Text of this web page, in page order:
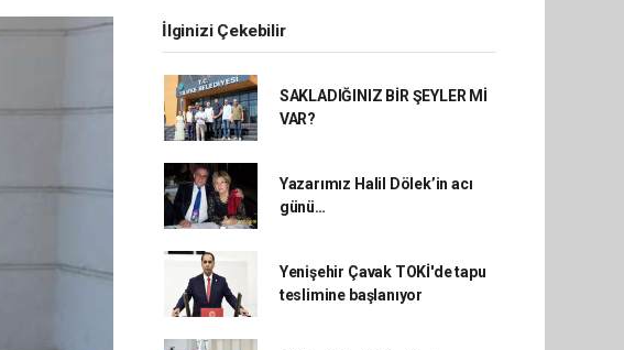
İlginizi Çekebilir
SAKLADIĞINIZ BİR ŞEYLER Mİ
VAR?
Yazarımız Halil Dölek’in acı
günü…
Yenişehir Çavak TOKİ'de tapu
teslimine başlanıyor